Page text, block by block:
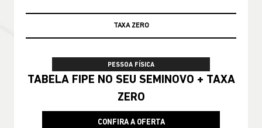
TAXA ZERO
PESSOA FÍSICA
TABELA FIPE NO SEU SEMINOVO + TAXA
ZERO
CONFIRA A OFERTA